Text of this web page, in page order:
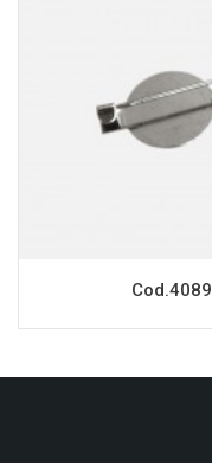
Cod.4089